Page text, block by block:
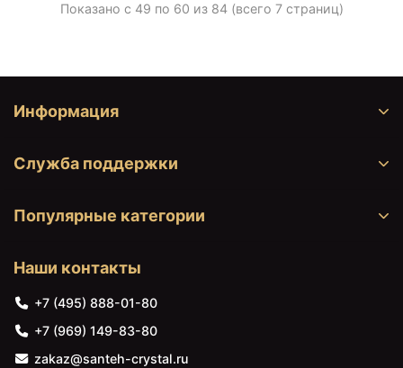
Показано с 49 по 60 из 84 (всего 7 страниц)
Информация
Служба поддержки
Популярные категории
Наши контакты
+7 (495) 888-01-80
+7 (969) 149-83-80
zakaz@santeh-crystal.ru